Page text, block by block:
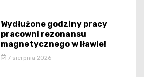
Wydłużone godziny pracy
pracowni rezonansu
magnetycznego w Iławie!
7 sierpnia 2026